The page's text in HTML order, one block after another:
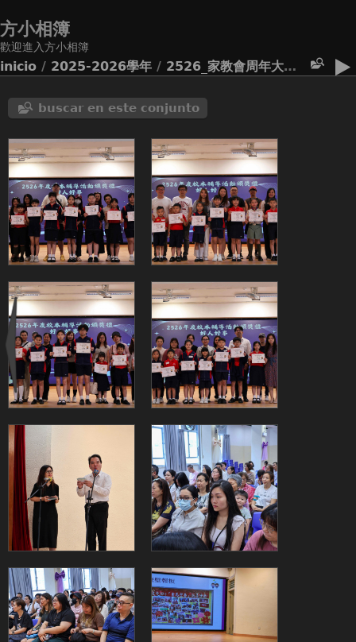
方小相簿
歡迎進入方小相簿
inicio / 2025-2026學年 / 2526_家教會周年大會暨訓輔頒獎禮
buscar en este conjunto